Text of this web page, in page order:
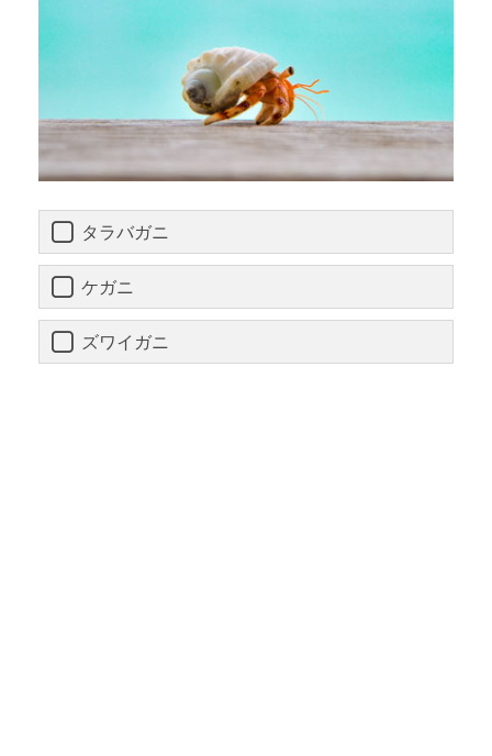
タラバガニ
ケガニ
ズワイガニ